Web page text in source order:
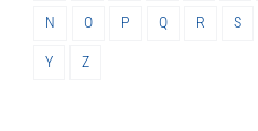
N O P Q R S
Y Z